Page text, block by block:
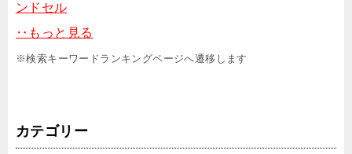
ンドセル
‥もっと見る
※検索キーワードランキングページへ遷移します
カテゴリー